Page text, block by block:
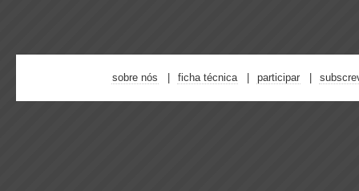
sobre nós ficha técnica participar